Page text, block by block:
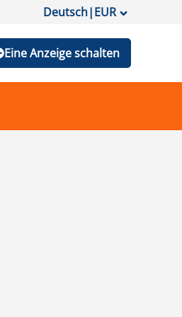
Deutsch|EUR
Eine Anzeige schalten